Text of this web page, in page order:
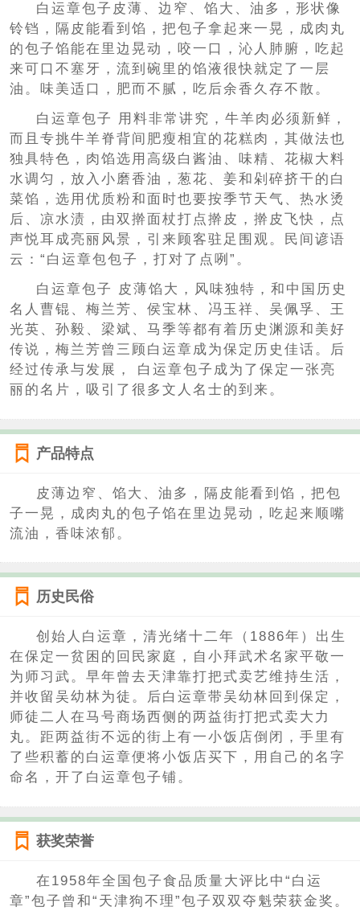
白运章包子皮薄、边窄、馅大、油多，形状像
铃铛，隔皮能看到馅，把包子拿起来一晃，成肉丸
的包子馅能在里边晃动，咬一口，沁人肺腑，吃起
来可口不塞牙，流到碗里的馅液很快就定了一层
油。味美适口，肥而不腻，吃后余香久存不散。
白运章包子 用料非常讲究，牛羊肉必须新鲜，
而且专挑牛羊脊背间肥瘦相宜的花糕肉，其做法也
独具特色，肉馅选用高级白酱油、味精、花椒大料
水调匀，放入小磨香油，葱花、姜和剁碎挤干的白
菜馅，选用优质粉和面时也要按季节天气、热水烫
后、凉水渍，由双擀面杖打点擀皮，擀皮飞快，点
声悦耳成亮丽风景，引来顾客驻足围观。民间谚语
云：“白运章包包子，打对了点咧”。
白运章包子 皮薄馅大，风味独特，和中国历史
名人曹锟、梅兰芳、侯宝林、冯玉祥、吴佩孚、王
光英、孙毅、梁斌、马季等都有着历史渊源和美好
传说，梅兰芳曾三顾白运章成为保定历史佳话。后
经过传承与发展， 白运章包子成为了保定一张亮
丽的名片，吸引了很多文人名士的到来。
产品特点
皮薄边窄、馅大、油多，隔皮能看到馅，把包
子一晃，成肉丸的包子馅在里边晃动，吃起来顺嘴
流油，香味浓郁。
历史民俗
创始人白运章，清光绪十二年（1886年）出生
在保定一贫困的回民家庭，自小拜武术名家平敬一
为师习武。早年曾去天津靠打把式卖艺维持生活，
并收留吴幼林为徒。后白运章带吴幼林回到保定，
师徒二人在马号商场西侧的两益街打把式卖大力
丸。距两益街不远的街上有一小饭店倒闭，手里有
了些积蓄的白运章便将小饭店买下，用自己的名字
命名，开了白运章包子铺。
获奖荣誉
在1958年全国包子食品质量大评比中“白运
章”包子曾和“天津狗不理”包子双双夺魁荣获金奖。